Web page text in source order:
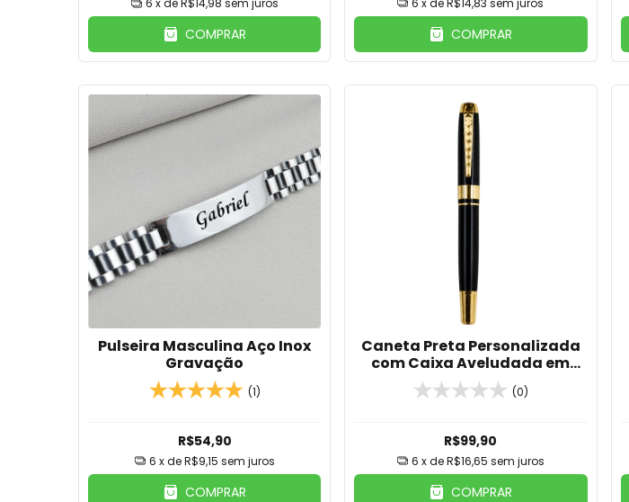
6 x deR$14,98 sem juros
COMPRAR
6 x deR$14,83 sem juros
COMPRAR
Pulseira Masculina Aço Inox
Gravação
(1)
R$54,90
6 x deR$9,15 sem juros
COMPRAR
Caneta Preta Personalizada
com Caixa Aveludada em
MDF
(0)
R$99,90
6 x deR$16,65 sem juros
COMPRAR